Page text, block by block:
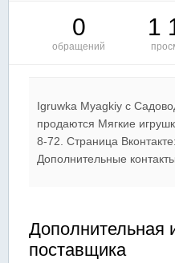
0
обращений
1
Igruwka Myagkiy c
продаются Мягкие
8-72. Страница Вконтакте:
Дополнительные
Дополнительная
поставщика